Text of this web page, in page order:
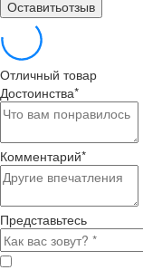
Оставитьотзыв
Отличный товар
Достоинства*
Комментарий*
Представьтесь